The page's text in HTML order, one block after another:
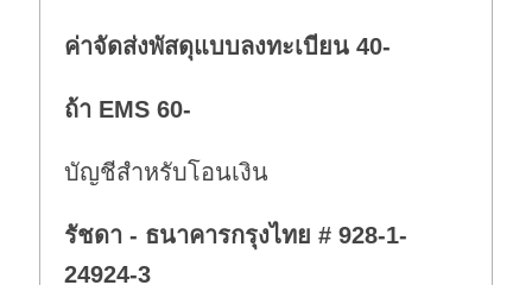
ค่าจัดส่งพัสดุแบบลงทะเบียน 40-
ถ้า EMS 60-
บัญชีสำหรับโอนเงิน
รัชดา - ธนาคารกรุงไทย # 928-1-
24924-3